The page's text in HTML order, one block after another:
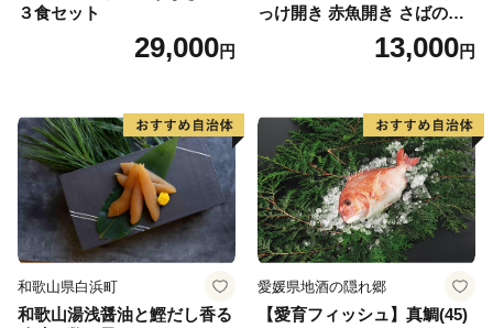
３食セット
29,000円
っけ開き 赤魚開き さばの開
き 魚醤干し 3種 セット 詰め
合わせ 魚 おかず 肉厚 おいし
取り寄せグルメ 魚醤 ナンプ
ラー 愛知県 小牧市 冷凍 送料
無料
13,000円
和歌山県白浜町
和歌山湯浅醤油と鰹だし香る
愛媛県地酒の隠れ郷
【愛育フィッシュ】真鯛(45)